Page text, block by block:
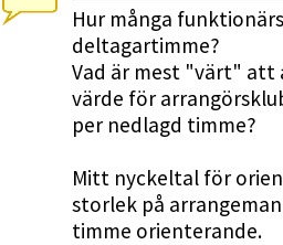
Hur många
deltagartimme?
Vad är mest "värt" att
värde för
per nedlagd timme?
Mitt nyckeltal för
storlek på
timme orienterande.